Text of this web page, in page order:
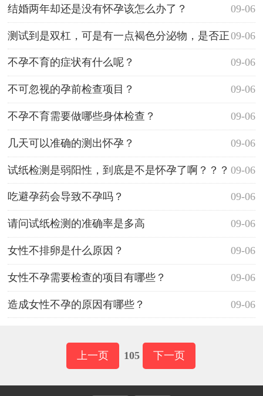
09-06
结婚两年却还是没有怀孕该怎么办了？
09-06
测试到是双杠，可是有一点褐色分泌物，是否正
常？ 09-06
不孕不育的症状有什么呢？
09-06
不可忽视的孕前检查项目？
09-06
不孕不育需要做哪些身体检查？
09-06
几天可以准确的测出怀孕？
09-06
试纸检测是弱阳性，到底是不是怀孕了啊？？？
09-06
吃避孕药会导致不孕吗？
09-06
请问试纸检测的准确率是多高
09-06
女性不排卵是什么原因？
09-06
女性不孕需要检查的项目有哪些？
09-06
造成女性不孕的原因有哪些？
上一页 105 下一页